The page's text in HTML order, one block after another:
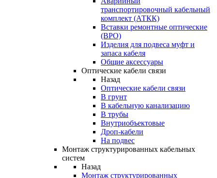
транспортировочный кабельный
комплект (АТКК)
Вставки ремонтные оптические
(ВРО)
Изделия для подвеса муфт и
запаса кабеля
Общие аксессуары
Оптические кабели связи
Назад
Оптические кабели связи
В грунт
В кабельную канализацию
В трубы
Внутриобъектовые
Дроп-кабели
На подвес
Монтаж структурированных кабельных
систем
Назад
Монтаж структурированных